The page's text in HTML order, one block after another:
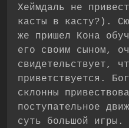
Хеймдаль не
касты в касту?).
же пришел Кона
его своим сыном,
свидетельствует,
приветствуется.
склонны
поступательное
суть большой игры.